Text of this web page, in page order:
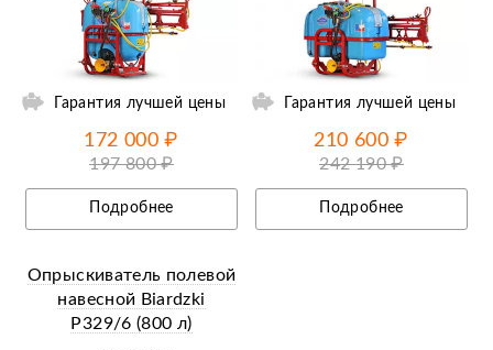
Гарантия лучшей цены
172 000 ₽
197 800 ₽
Подробнее
Ещё 14 фотографий
Гарантия лучшей цены
210 600 ₽
242 190 ₽
Подробнее
Опрыскиватель полевой
навесной Biardzki
P329/6 (800 л)